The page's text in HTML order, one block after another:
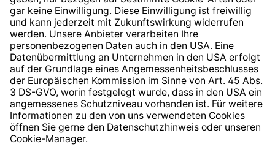
* Alle Preise inkl. gesetzl. Mehrwertsteuer zzgl.